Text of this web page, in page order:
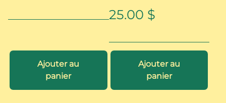
Ajouter au
panier
25.00 $
Ajouter au
panier